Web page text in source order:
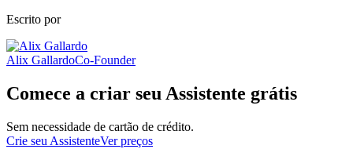
Escrito por
Alix GallardoCo-Founder
Comece a criar seu Assistente grátis
Sem necessidade de cartão de crédito.
Crie seu AssistenteVer preços